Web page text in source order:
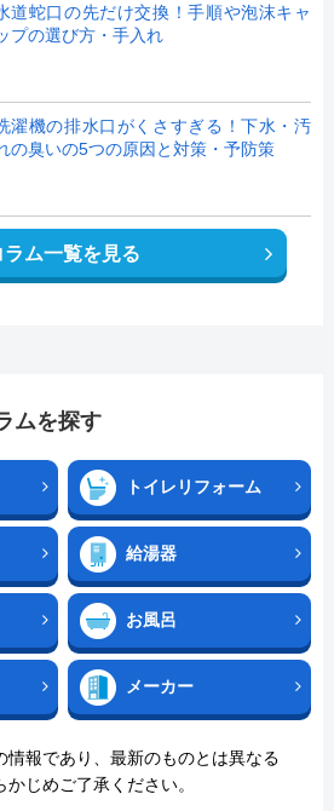
道蛇口の先だけ交換！手順や泡沫キャ
プの選び方・手入れ
濯機の排水口がくさすぎる！下水・汚
の臭いの5つの原因と対策・予防策
ラム一覧を見る
ムを探す
トイレリフォーム
給湯器
お風呂
メーカー
報であり、最新のものとは異なる
じめご了承ください。